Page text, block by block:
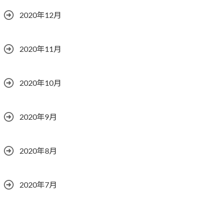
2020年12月
2020年11月
2020年10月
2020年9月
2020年8月
2020年7月